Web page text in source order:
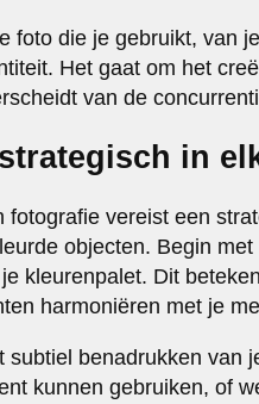
foto die je gebruikt, van
Het gaat om het
van de
in
vereist een
objecten. Begin
kleurenpalet. Dit
harmoniëren met je
benadrukken van
kunnen gebruiken, of